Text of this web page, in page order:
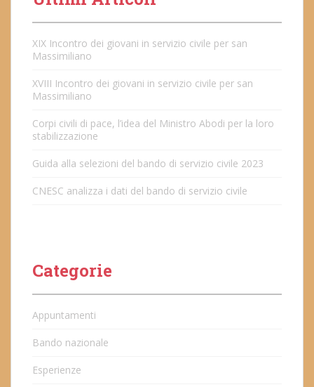
XIX Incontro dei giovani in servizio civile per san
Massimiliano
XVIII Incontro dei giovani in servizio civile per san
Massimiliano
Corpi civili di pace, l’idea del Ministro Abodi per la loro
stabilizzazione
Guida alla selezioni del bando di servizio civile 2023
CNESC analizza i dati del bando di servizio civile
Categorie
Appuntamenti
Bando nazionale
Esperienze